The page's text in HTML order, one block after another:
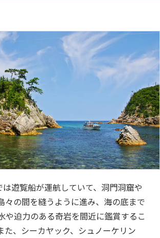
遊覧船が運航していて、洞門洞窟や
々の間を縫うように進み、海の底まで
や迫力のある奇岩を間近に鑑賞するこ
た、シーカヤック、シュノーケリン